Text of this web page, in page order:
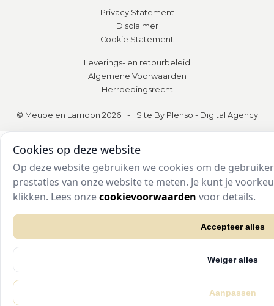
Privacy Statement
Disclaimer
Cookie Statement
Leverings- en retourbeleid
Algemene Voorwaarden
Herroepingsrecht
© Meubelen Larridon 2026 - Site By Plenso - Digital Agency
Cookies op deze website
Op deze website gebruiken we cookies om de
prestaties van onze website te meten. Je kunt je
klikken. Lees onzecookievoorwaarden voor details.
Accepteer alles
Weiger alles
Aanpassen